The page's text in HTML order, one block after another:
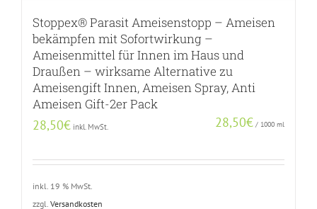
Stoppex® Parasit Ameisenstopp – Ameisen
bekämpfen mit Sofortwirkung –
Ameisenmittel für Innen im Haus und
Draußen – wirksame Alternative zu
Ameisengift Innen, Ameisen Spray, Anti
Ameisen Gift-2er Pack
28,50€ inkl. MwSt. 28,50€ / 1000 ml
inkl. 19 % MwSt.
zzgl. Versandkosten